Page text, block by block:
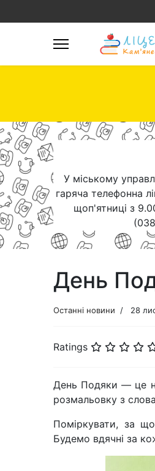
У міському
гаряча телефонна
щоп'ятниці з
День
Останні новини 28
Ratings
День Подяки — це
розмальовку з
Поміркувати, за
Будемо вдячні за